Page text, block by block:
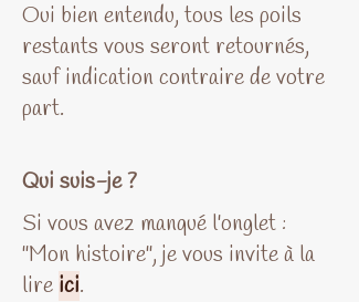
Oui bien entendu, tous les poils
restants vous seront retournés,
sauf indication contraire de votre
part.
Qui suis-je ?
Si vous avez manqué l'onglet :
''Mon histoire'', je vous invite à la
lire ici.